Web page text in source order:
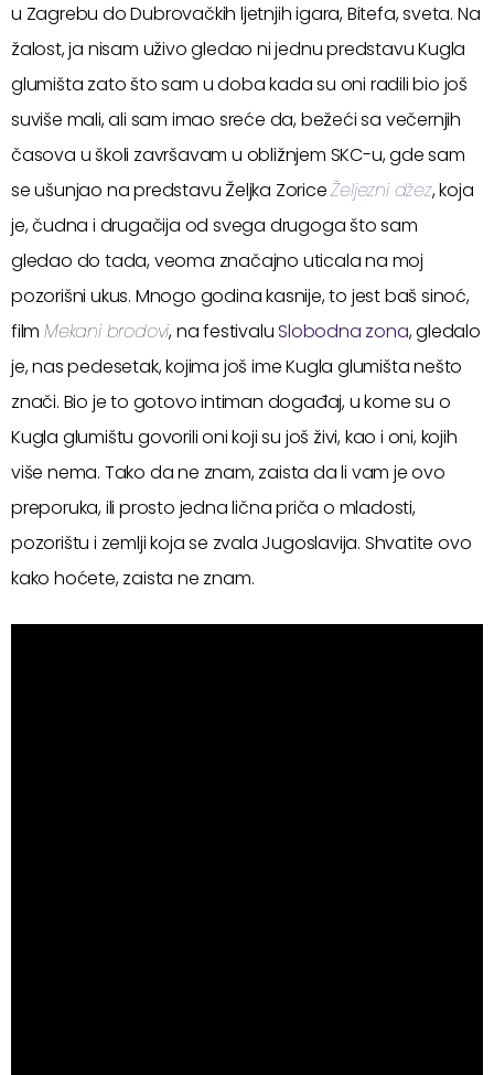
u Zagrebu do Dubrovačkih ljetnjih igara, Bitefa, sveta. Na
žalost, ja nisam uživo gledao ni jednu predstavu Kugla
glumišta zato što sam u doba kada su oni radili bio još
suviše mali, ali sam imao sreće da, bežeći sa večernjih
časova u školi završavam u obližnjem SKC-u, gde sam
se ušunjao na predstavu Željka ZoriceŽeljezni džez, koja
je, čudna i drugačija od svega drugoga što sam
gledao do tada, veoma značajno uticala na moj
pozorišni ukus. Mnogo godina kasnije, to jest baš sinoć,
film Mekani brodovi, na festivalu Slobodna zona, gledalo
je, nas pedesetak, kojima još ime Kugla glumišta nešto
znači. Bio je to gotovo intiman događaj, u kome su o
Kugla glumištu govorili oni koji su još živi, kao i oni, kojih
više nema. Tako da ne znam, zaista da li vam je ovo
preporuka, ili prosto jedna lična priča o mladosti,
pozorištu i zemlji koja se zvala Jugoslavija. Shvatite ovo
kako hoćete, zaista ne znam.